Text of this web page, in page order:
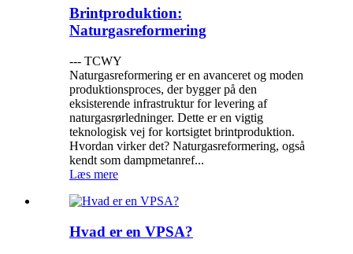
Brintproduktion:
Naturgasreformering
--- TCWY
Naturgasreformering er en avanceret og moden
produktionsproces, der bygger på den
eksisterende infrastruktur for levering af
naturgasrørledninger. Dette er en vigtig
teknologisk vej for kortsigtet brintproduktion.
Hvordan virker det? Naturgasreformering, også
kendt som dampmetanref...
Læs mere
Hvad er en VPSA?